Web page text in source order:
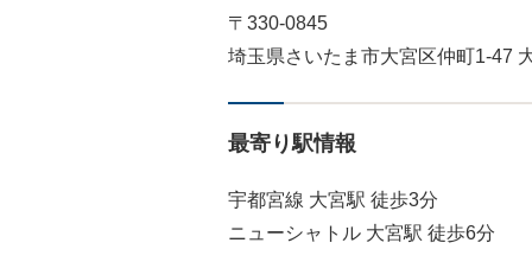
〒330-0845
埼玉県さいたま市大宮区仲町1-47
最寄り駅情報
宇都宮線 大宮駅 徒歩3分
ニューシャトル 大宮駅 徒歩6分